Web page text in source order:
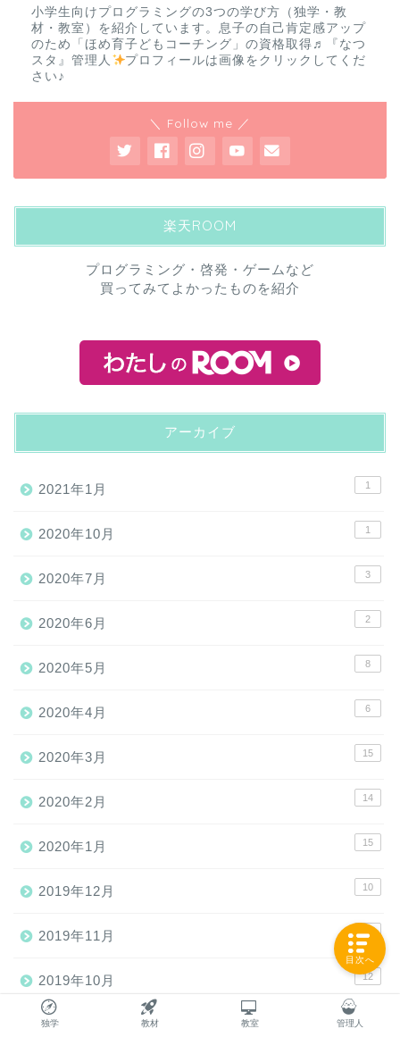
小学生向けプログラミングの3つの学び方（独学・教
材・教室）を紹介しています。息子の自己肯定感アップ
のため「ほめ育子どもコーチング」の資格取得♬『なつ
スタ』管理人
プロフィールは画像をクリックしてくだ
さい♪
＼ Follow me ／
楽天ROOM
プログラミング・啓発・ゲームなど
買ってみてよかったものを紹介
アーカイブ
2021年1月 1
2020年10月 1
2020年7月 3
2020年6月 2
2020年5月 8
2020年4月 6
2020年3月 15
2020年2月 14
2020年1月 15
2019年12月 10
2019年11月 12
2019年10月 12
2019年9月
独学 教材 教室 管理人
目次へ